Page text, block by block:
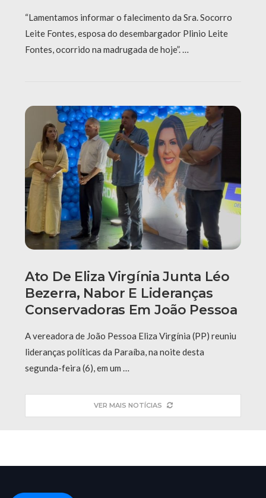
“Lamentamos informar o falecimento da Sra. Socorro
Leite Fontes, esposa do desembargador Plinio Leite
Fontes, ocorrido na madrugada de hoje”. …
Ato De Eliza Virgínia Junta Léo
Bezerra, Nabor E Lideranças
Conservadoras Em João Pessoa
A vereadora de João Pessoa Eliza Virgínia (PP) reuniu
lideranças políticas da Paraíba, na noite desta
segunda-feira (6), em um …
VER MAIS NOTÍCIAS